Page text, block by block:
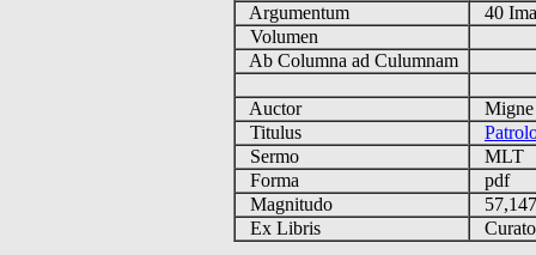
Argumentum
40
Volumen
Ab Columna ad Culumnam
Auctor
Titulus
Sermo
MLT
Forma
pdf
Magnitudo
Ex Libris